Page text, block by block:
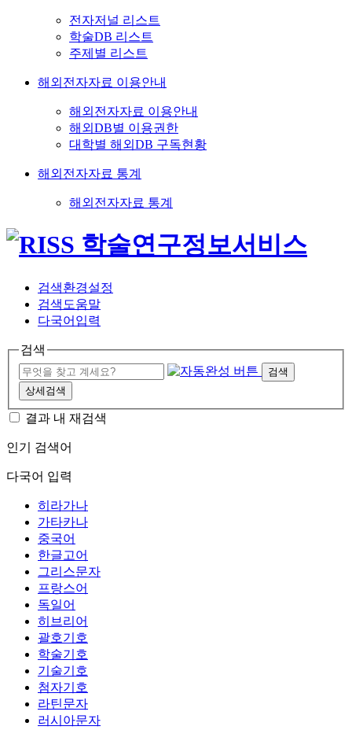
전자저널 리스트
학술DB 리스트
주제별 리스트
해외전자자료 이용안내
해외전자자료 이용안내
해외DB별 이용권한
대학별 해외DB 구독현황
해외전자자료 통계
해외전자자료 통계
검색환경설정
검색도움말
다국어입력
검색
검색
상세검색
결과 내 재검색
인기 검색어
다국어 입력
히라가나
가타카나
중국어
한글고어
그리스문자
프랑스어
독일어
히브리어
괄호기호
학술기호
기술기호
첨자기호
라틴문자
러시아문자